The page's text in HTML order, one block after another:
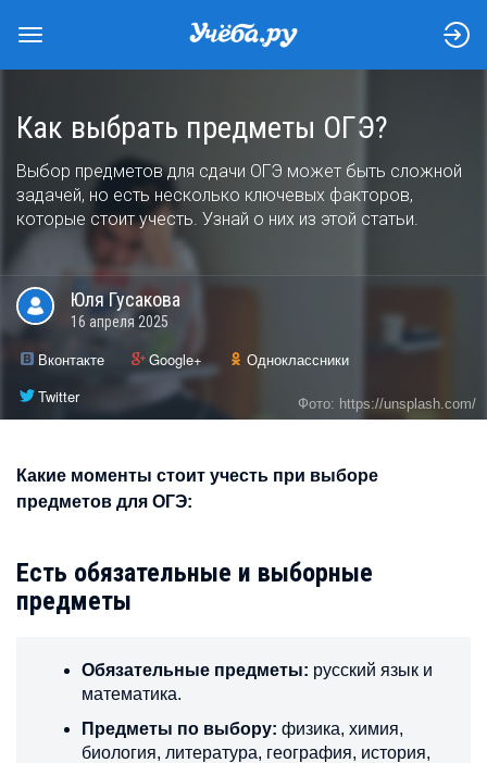
Как выбрать предметы ОГЭ?
Выбор предметов для сдачи ОГЭ может быть сложной
задачей, но есть несколько ключевых факторов,
которые стоит учесть. Узнай о них из этой статьи.
ЮляГусакова
16 апреля 2025
Вконтакте Google+
Одноклассники
Twitter
Фото: https://unsplash.com/
Какие моменты стоит учесть при выборе
предметов для ОГЭ:
Есть обязательные и выборные
предметы
Обязательные предметы: русский язык и
математика.
Предметы по выбору: физика, химия,
биология, литература, география, история,